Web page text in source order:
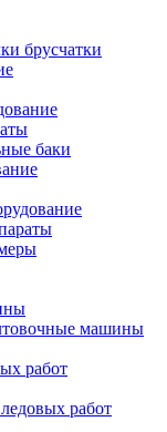
брусчатки
баки
машины
работ
работ